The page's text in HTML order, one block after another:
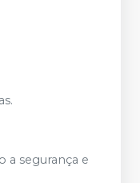
a segurança e